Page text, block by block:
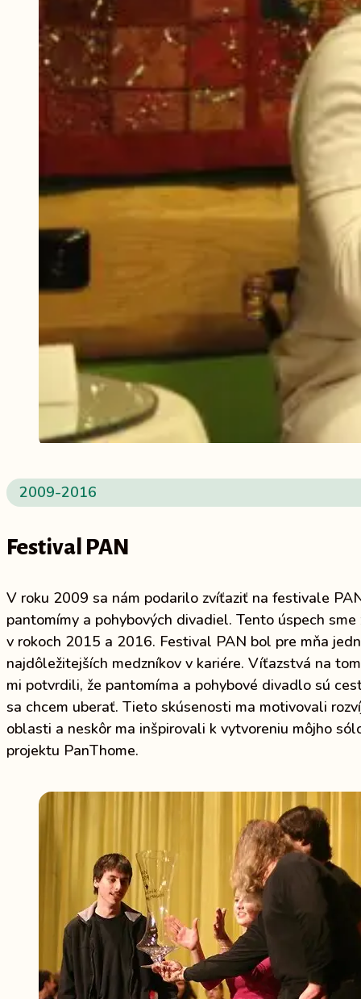
2009-2016
Festival PAN
V roku 2009 sa nám podarilo zvíťaziť na festivale
pantomímy a pohybových divadiel. Tento úspech
v rokoch 2015 a 2016. Festival PAN bol pre mňa
najdôležitejších medzníkov v kariére. Víťazstvá na
mi potvrdili, že pantomíma a pohybové divadlo sú
sa chcem uberať. Tieto skúsenosti ma motivovali
oblasti a neskôr ma inšpirovali k vytvoreniu môjho
projektu PanThome.